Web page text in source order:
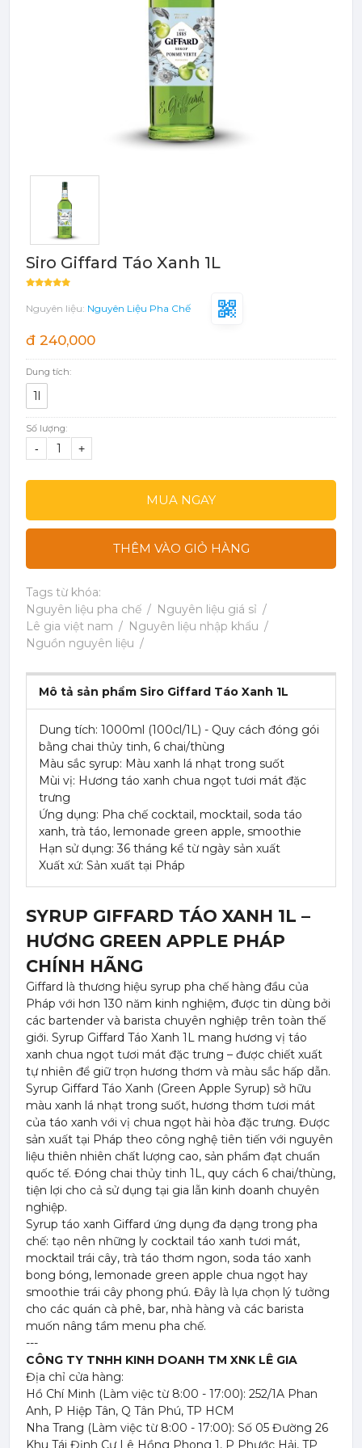
Siro Giffard Táo Xanh 1L
Nguyên liệu: Nguyên Liệu Pha Chế
đ 240,000
Dung tích:
1l
Số lượng:
- +
MUA NGAY
THÊM VÀO GIỎ HÀNG
Tags từ khóa:
Nguyên liệu pha chế
Nguyên liệu giá sỉ
Lê gia việt nam
Nguyên liệu nhập khẩu
Nguồn nguyên liệu
Mô tả sản phẩm Siro Giffard Táo Xanh 1L
Dung tích: 1000ml (100cl/1L) - Quy cách đóng gói
bằng chai thủy tinh, 6 chai/thùng
Màu sắc syrup: Màu xanh lá nhạt trong suốt
Mùi vị: Hương táo xanh chua ngọt tươi mát đặc
trưng
Ứng dụng: Pha chế cocktail, mocktail, soda táo
xanh, trà táo, lemonade green apple, smoothie
Hạn sử dụng: 36 tháng kể từ ngày sản xuất
Xuất xứ: Sản xuất tại Pháp
SYRUP GIFFARD TÁO XANH 1L –
HƯƠNG GREEN APPLE PHÁP
CHÍNH HÃNG
Giffard là thương hiệu syrup pha chế hàng đầu của
Pháp với hơn 130 năm kinh nghiệm, được tin dùng bởi
các bartender và barista chuyên nghiệp trên toàn thế
giới. Syrup Giffard Táo Xanh 1L mang hương vị táo
xanh chua ngọt tươi mát đặc trưng – được chiết xuất
tự nhiên để giữ trọn hương thơm và màu sắc hấp dẫn.
Syrup Giffard Táo Xanh (Green Apple Syrup) sở hữu
màu xanh lá nhạt trong suốt, hương thơm tươi mát
của táo xanh với vị chua ngọt hài hòa đặc trưng. Được
sản xuất tại Pháp theo công nghệ tiên tiến với nguyên
liệu thiên nhiên chất lượng cao, sản phẩm đạt chuẩn
quốc tế. Đóng chai thủy tinh 1L, quy cách 6 chai/thùng,
tiện lợi cho cả sử dụng tại gia lẫn kinh doanh chuyên
nghiệp.
Syrup táo xanh Giffard ứng dụng đa dạng trong pha
chế: tạo nên những ly cocktail táo xanh tươi mát,
mocktail trái cây, trà táo thơm ngon, soda táo xanh
bong bóng, lemonade green apple chua ngọt hay
smoothie trái cây phong phú. Đây là lựa chọn lý tưởng
cho các quán cà phê, bar, nhà hàng và các barista
muốn nâng tầm menu pha chế.
---
CÔNG TY TNHH KINH DOANH TM XNK LÊ GIA
Địa chỉ cửa hàng:
Hồ Chí Minh (Làm việc từ 8:00 - 17:00): 252/1A Phan
Anh, P Hiệp Tân, Q Tân Phú, TP HCM
Nha Trang (Làm việc từ 8:00 - 17:00): Số 05 Đường 26
Khu Tái Định Cư Lê Hồng Phong 1, P Phước Hải, TP
TRÁI CÂY ĐÓNG HỘP (CANNED
Đào Ngâm - Trái Cây Hộp
Máy Móc Dụng Cụ
Phụ Kiện Các Loại